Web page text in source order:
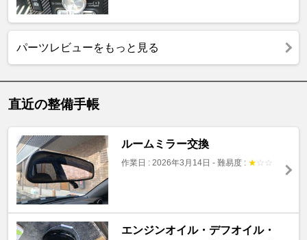
パーツレビューをもっと見る
直近の整備手帳
ルームミラー交換
作業日 : 2026年3月14日 - 難易度 : ★ ☆ ☆
エンジンオイル・デフオイル・